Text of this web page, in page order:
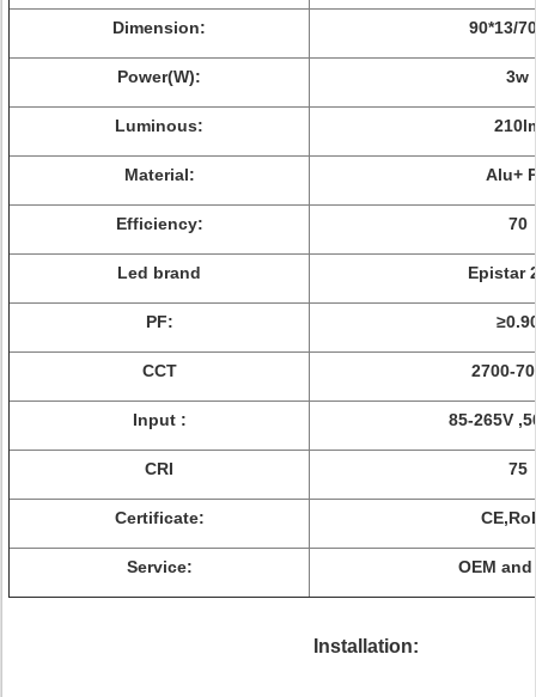
Dimension: 90*13/
Power(W): 3w
Luminous:
Material: Alu+
Efficiency: 70
Led brand Epistar
PF:
CCT 2700-
Input : 85-265V
CRI 75
Certificate:
Service: OEM and
Installation: